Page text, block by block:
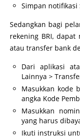
Simpan notifikasi
Sedangkan bagi
rekening BRI,
atau transfer bank
Dari aplikasi
Lainnya >
Masukkan kode
angka Kode
Masukkan
yang harus
Ikuti instruksi